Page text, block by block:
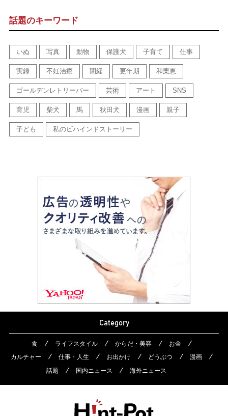
話題のキーワード
いぬ 写真 動物 保護犬 子育て 仕事
実録 不妊治療 閉経 更年期 和栗恵
ゴールデンレトリーバー 芸術 アート SNS
育児 柴犬 馬 秋田犬 漫画 親子
子ども 私のビハインドストーリー
Category
食 ライフスタイル からだ・美容
お金
カルチャー
仕事・人生 お出かけ どうぶつ
漫画
話題
国内ニュース 海外ニュース